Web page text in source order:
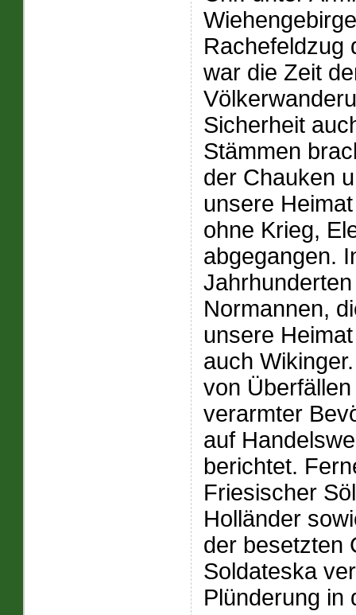
Rachefeldzug
war die Zeit
Sicherheit
Stämmen
der Chauken
unsere
ohne Krieg,
abgegangen.
Normannen,
unsere
auch
von
verarmter
auf
berichtet.
Friesischer
Holländer
der besetzten
Soldateska
Plünderung in